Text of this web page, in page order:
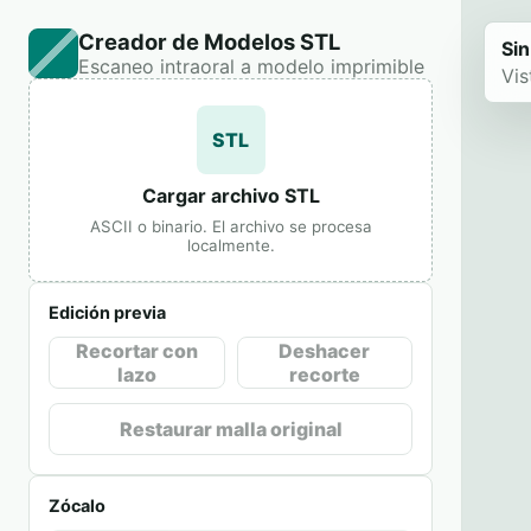
Creador de Modelos STL
Escaneo intraoral a modelo imprimible
STL
Cargar archivo STL
ASCII o binario. El archivo se procesa
localmente.
Edición previa
Recortar con
lazo
Deshacer
recorte
Restaurar malla original
Zócalo